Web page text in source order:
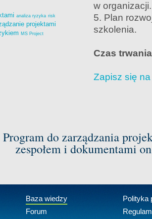
analiza ryzyka risk
projektami
MS Project
w organizacji.
5. Plan
szkolenia.
Czas
Zapisz się
Program do zarządzania
zespołem i dokumentami
Baza wiedzy
Forum
Polityka